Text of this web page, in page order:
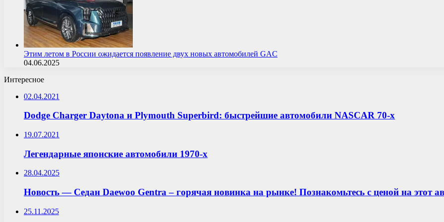
Этим летом в России ожидается появление двух новых автомобилей GAC
04.06.2025
Интересное
02.04.2021
Dodge Charger Daytona и Plymouth Superbird: быстрейшие автомобили NASCAR 70-х
19.07.2021
Легендарные японские автомобили 1970-х
28.04.2025
Новость — Седан Daewoo Gentra – горячая новинка на рынке! Познакомьтесь с ценой на этот
25.11.2025